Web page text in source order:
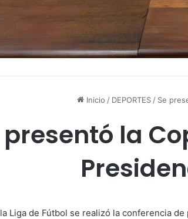
Inicio / DEPORTES / Se
presentó la
Liga de Fútbol se realizó la conferencia